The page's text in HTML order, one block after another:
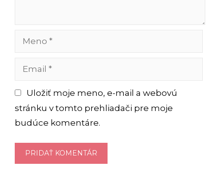
Meno
Email
Uložiť moje meno, e-mail a webovú
stránku v tomto prehliadači pre moje
budúce komentáre.